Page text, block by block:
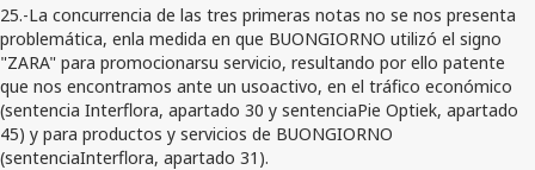
25.-La concurrencia de las tres primeras notas no se nos presenta
problemática, enla medida en que BUONGIORNO utilizó el signo
"ZARA" para promocionarsu servicio, resultando por ello patente
que nos encontramos ante un usoactivo, en el tráfico económico
(sentencia Interflora, apartado 30 y sentenciaPie Optiek, apartado
45) y para productos y servicios de BUONGIORNO
(sentenciaInterflora, apartado 31).